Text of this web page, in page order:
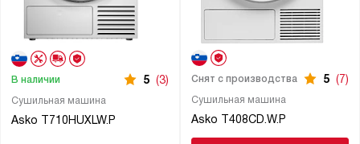
Сушильная машина
Asko T710HUXLW.P
В наличии 5 (3)
Сушильная машина
Asko T408CD.W.P
Снят с производства 5 (7)